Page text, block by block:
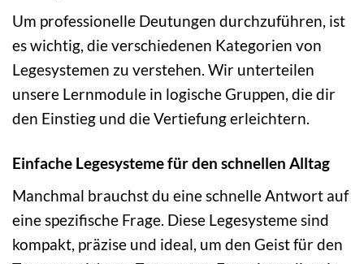
Um professionelle Deutungen durchzuführen, ist
es wichtig, die verschiedenen Kategorien von
Legesystemen zu verstehen. Wir unterteilen
unsere Lernmodule in logische Gruppen, die dir
den Einstieg und die Vertiefung erleichtern.
Einfache Legesysteme für den schnellen Alltag
Manchmal brauchst du eine schnelle Antwort auf
eine spezifische Frage. Diese Legesysteme sind
kompakt, präzise und ideal, um den Geist für den